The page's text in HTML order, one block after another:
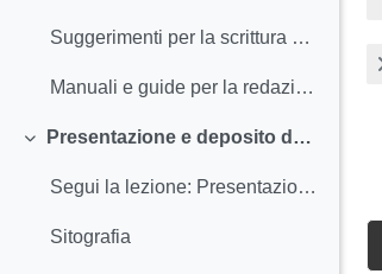
Suggerimenti per la scrittura della tesi (manuale scaricabile)
Manuali e guide per la redazione della tesi
Minimizza
Presentazione e deposito della tesi
Segui la lezione: Presentazione, discussione e deposito della tesi
Sitografia